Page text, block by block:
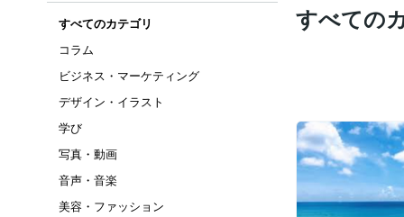
すべてのカテゴリ
コラム
ビジネス・マーケティング
デザイン・イラスト
学び
写真・動画
音声・音楽
美容・ファッション
すべての